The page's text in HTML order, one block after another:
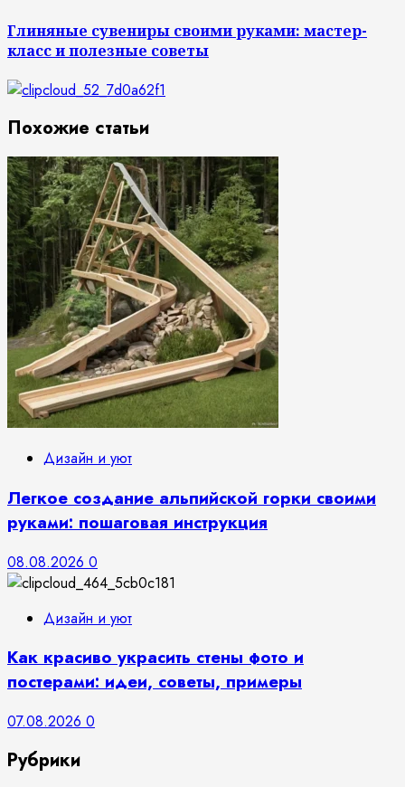
Глиняные сувениры своими руками: мастер-
класс и полезные советы
Похожие статьи
Дизайн и уют
Легкое создание альпийской горки своими
руками: пошаговая инструкция
08.08.2026 0
Дизайн и уют
Как красиво украсить стены фото и
постерами: идеи, советы, примеры
07.08.2026 0
Рубрики